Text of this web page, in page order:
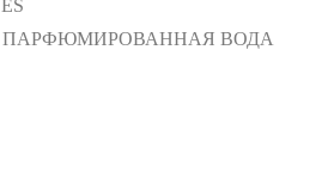
ПАРФЮМИРОВАННАЯ ВОДА